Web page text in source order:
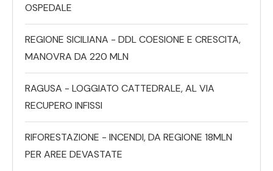
OSPEDALE
REGIONE SICILIANA - DDL COESIONE E CRESCITA,
MANOVRA DA 220 MLN
RAGUSA - LOGGIATO CATTEDRALE, AL VIA
RECUPERO INFISSI
RIFORESTAZIONE - INCENDI, DA REGIONE 18MLN
PER AREE DEVASTATE